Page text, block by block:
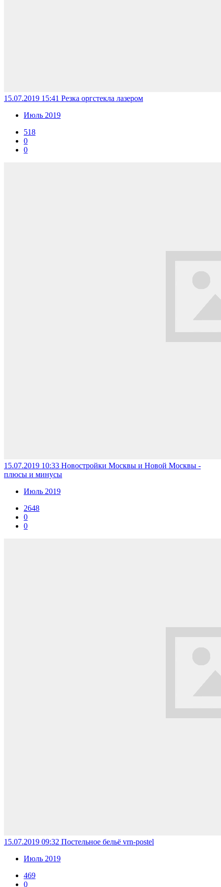
15.07.2019 15:41 Резка оргстекла лазером
Июль 2019
518
0
0
15.07.2019 10:33 Новостройки Москвы и Новой Москвы -
плюсы и минусы
Июль 2019
2648
0
0
15.07.2019 09:32 Постельное бельё vrn-postel
Июль 2019
469
0